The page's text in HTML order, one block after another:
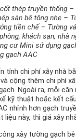
thép truyền thống
sàn bê tông nhẹ –
tiền chế – Tường
khách sạn, nhà
cư Mini sử dụng
gạch AAC
tính chi phí xây nhà
cộng thêm chi phí
Ngoài ra, mỗi
kỹ thuật hoặc kết
nhỉnh hơn gạch
liệu này, thì giá xây